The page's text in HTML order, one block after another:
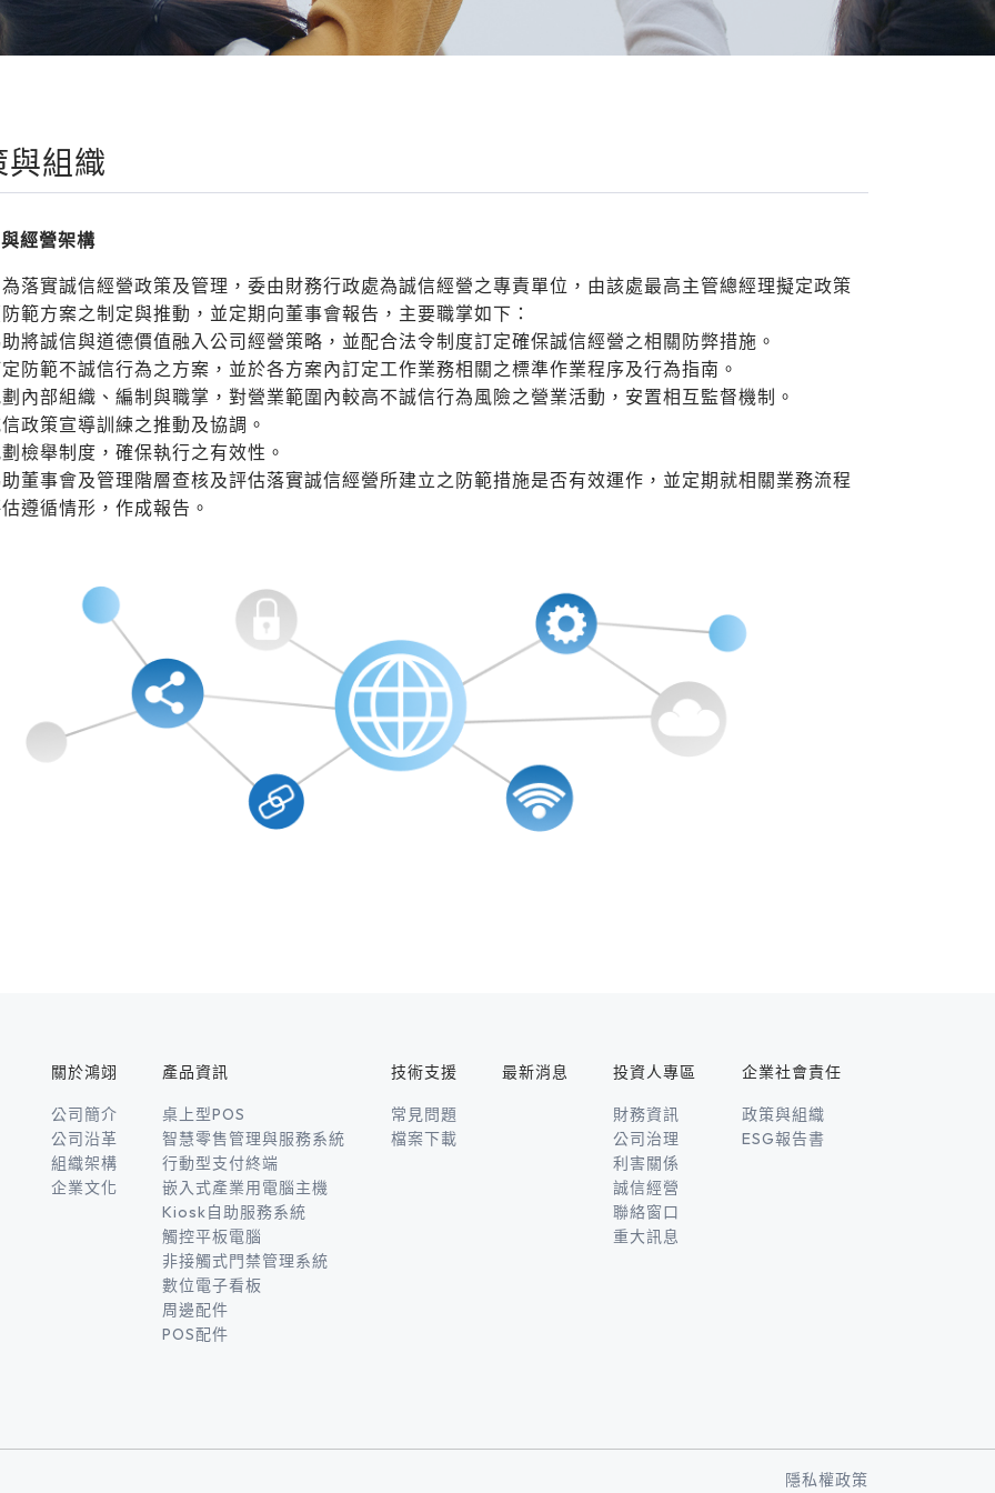
與組織
經營架構
落實誠信經營政策及管理，委由財務行政處為誠信經營之專責單位，由該處最高主管總經理擬定政策
範方案之制定與推動，並定期向董事會報告，主要職掌如下：
將誠信與道德價值融入公司經營策略，並配合法令制度訂定確保誠信經營之相關防弊措施。
防範不誠信行為之方案，並於各方案內訂定工作業務相關之標準作業程序及行為指南。
內部組織、編制與職掌，對營業範圍內較高不誠信行為風險之營業活動，安置相互監督機制。
政策宣導訓練之推動及協調。
檢舉制度，確保執行之有效性。
董事會及管理階層查核及評估落實誠信經營所建立之防範措施是否有效運作，並定期就相關業務流程
遵循情形，作成報告。
關於鴻翊
公司簡介
公司沿革
組織架構
企業文化
產品資訊
桌上型POS
智慧零售管理與服務系統
行動型支付終端
嵌入式產業用電腦主機
Kiosk自助服務系統
觸控平板電腦
非接觸式門禁管理系統
數位電子看板
周邊配件
POS配件
技術支援
常見問題
檔案下載
最新消息 投資人專區
財務資訊
公司治理
利害關係
誠信經營
聯絡窗口
重大訊息
企業社會責任
政策與組織
ESG報告書
隱私權政策